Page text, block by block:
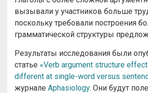
вызывали у участников больше
поскольку требовали построения
грамматической структуры
Результаты исследования были
статье «Verb argument structure
different at single-word versus
журнале Aphasiology. Они будут